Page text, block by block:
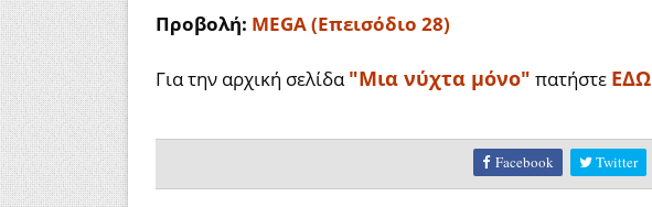
Προβολή: MEGA (Επεισόδιο 28)
Για την αρχική σελίδα"Μια νύχτα μόνο" πατήστε ΕΔΩ
Facebook Twitter